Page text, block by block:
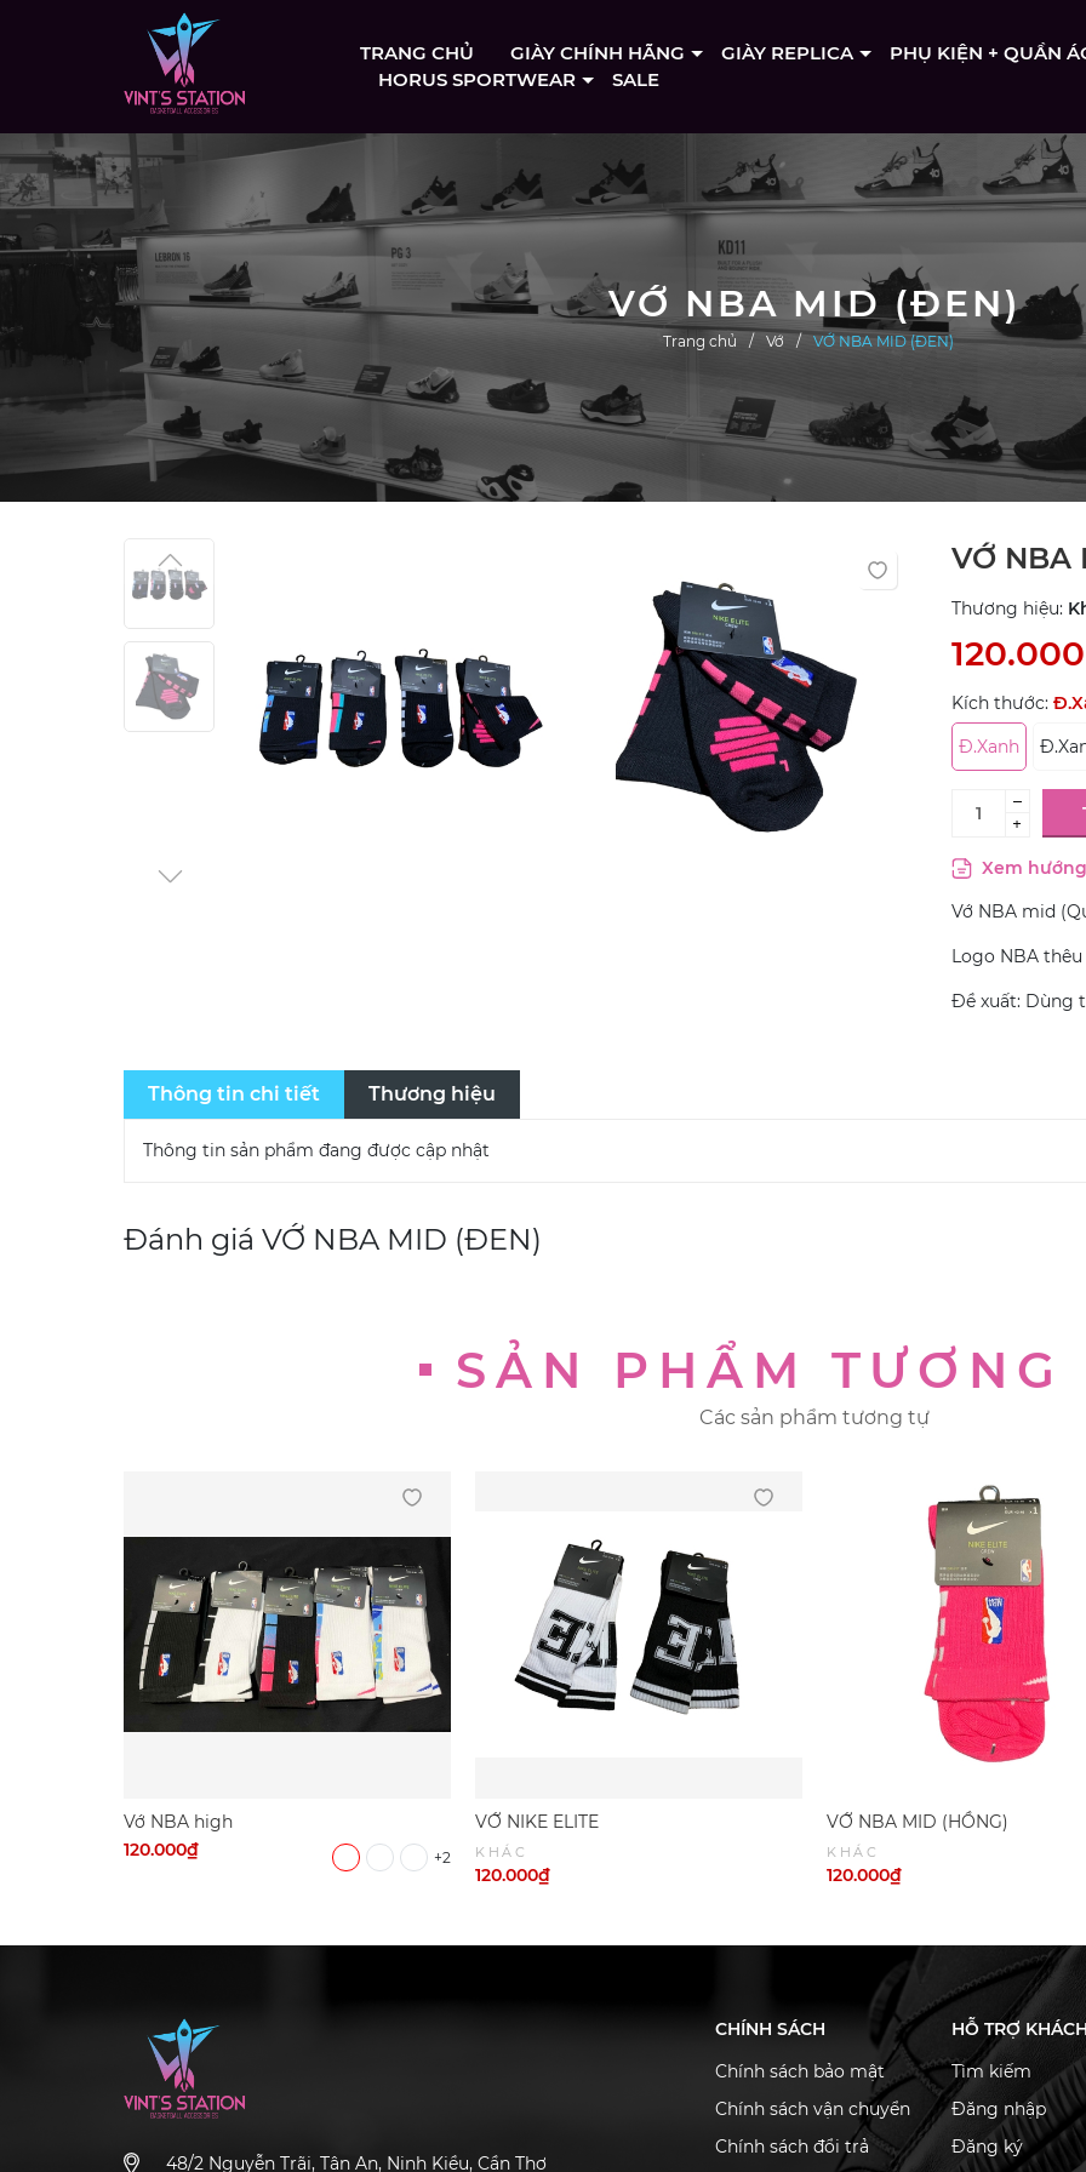
TRANG CHỦ GIÀY CHÍNH HÃNG GIÀY REPLICA
PHỤ KIỆN + QUẦN
HORUS SPORTWEAR
SALE
VỚ NBA MID (ĐEN)
Trang chủ Vớ VỚ NBA MID (ĐEN)
VỚ NBA
Thương hiệu:
Kích thước:
Đ.Xanh
–
+
Xem
Vớ NBA mid
Logo NBA
Đề xuất: Dùng
Thông tin chi tiết Thương hiệu
Thông tin sản phẩm đang được cập nhật
Đánh giá VỚ NBA MID (ĐEN)
SẢN PHẨM TƯƠNG
Các sản phẩm tương tự
Vớ NBA high
120.000₫
+2
VỚ NIKE ELITE
KHÁC
120.000₫
VỚ NBA MID (HỒNG)
KHÁC
120.000₫
48/2 Nguyễn Trãi, Tân An, Ninh Kiều, Cần Thơ
CHÍNH SÁCH
Chính sách bảo mật
Chính sách vận chuyển
Chính sách đổi trả
HỖ TRỢ
Tìm kiếm
Đăng nhập
Đăng ký